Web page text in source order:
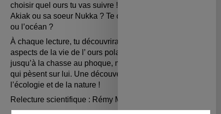
choisir quel ours tu vas suivre ! Veux-tu accompagner
Akiak ou sa soeur Nukka ? Te diriger vers la terre ferme
ou l’océan ?
À chaque lecture, tu découvriras ainsi de nouveaux
aspects de la vie de l’ ours polaire, de sa naissance
jusqu’à la chasse au phoque, mais aussi les menaces
qui pèsent sur lui. Une découverte amusante de
l’écologie et de la nature !
Relecture scientifique : Rémy Marion